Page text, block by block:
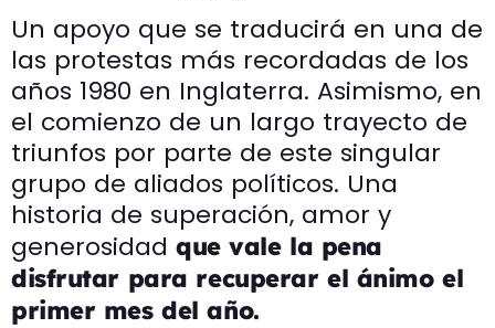
Un apoyo que se traducirá en una de
las protestas más recordadas de los
años 1980 en Inglaterra. Asimismo, en
el comienzo de un largo trayecto de
triunfos por parte de este singular
grupo de aliados políticos. Una
historia de superación, amor y
generosidad que vale la pena
disfrutar para recuperar el ánimo el
primer mes del año.